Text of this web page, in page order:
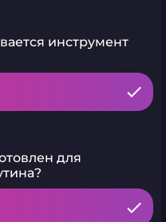
инструмент
для